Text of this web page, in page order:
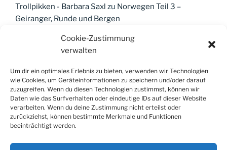
Cookie-Zustimmung
verwalten
Um dir ein optimales Erlebnis zu bieten, verwenden wir Technologien
wie Cookies, um Geräteinformationen zu speichern und/oder darauf
zuzugreifen. Wenn du diesen Technologien zustimmst, können wir
Daten wie das Surfverhalten oder eindeutige IDs auf dieser Website
verarbeiten. Wenn du deine Zustimmung nicht erteilst oder
zurückziehst, können bestimmte Merkmale und Funktionen
beeinträchtigt werden.
Trollpikken - Barbara Saxl zu Norwegen Teil 3 –
Geiranger, Runde und Bergen
Anmelden
Eintrags-Feed
Kommentar-Feed
WordPress.org